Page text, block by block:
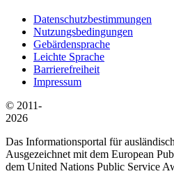
Datenschutzbestimmungen
Nutzungsbedingungen
Gebärdensprache
Leichte Sprache
Barrierefreiheit
Impressum
© 2011-
2026
Das Informationsportal für
Ausgezeichnet mit dem European
dem United Nations Public Service